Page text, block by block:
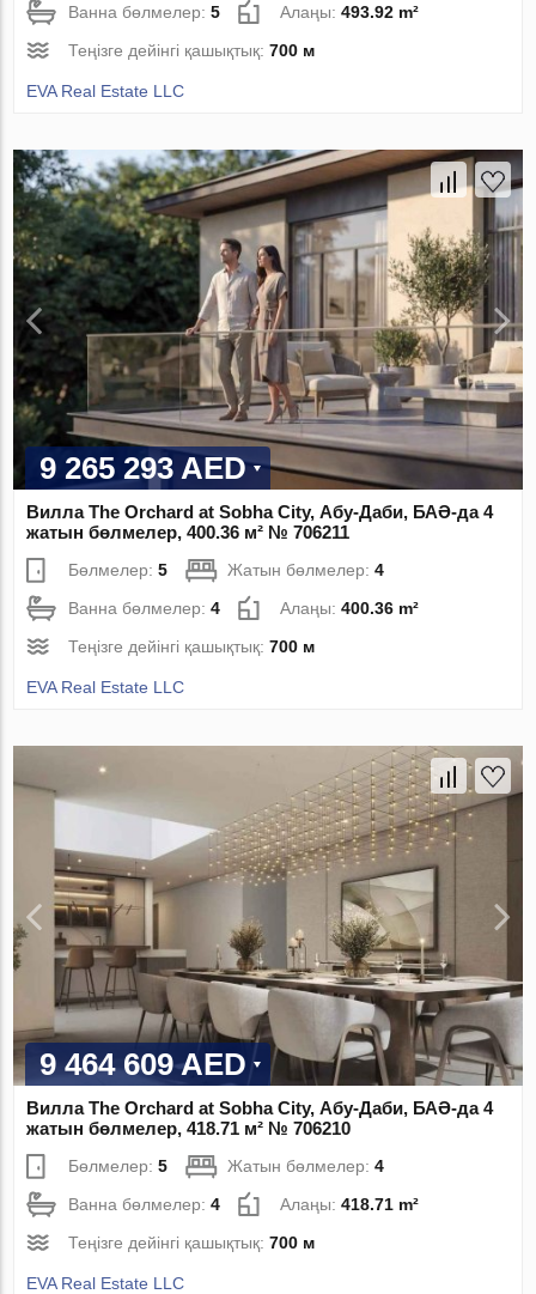
Ванна бөлмелер:5 Алаңы:493.92 m²
Теңізге дейінгі қашықтық:700 м
EVA Real Estate LLC
9 265 293 AED
Вилла The Orchard at Sobha City, Абу-Даби, БАӘ-да 4
жатын бөлмелер, 400.36 м² № 706211
Бөлмелер:5 Жатын бөлмелер:4
Ванна бөлмелер:4 Алаңы:400.36 m²
Теңізге дейінгі қашықтық:700 м
EVA Real Estate LLC
9 464 609 AED
Вилла The Orchard at Sobha City, Абу-Даби, БАӘ-да 4
жатын бөлмелер, 418.71 м² № 706210
Бөлмелер:5 Жатын бөлмелер:4
Ванна бөлмелер:4 Алаңы:418.71 m²
Теңізге дейінгі қашықтық:700 м
EVA Real Estate LLC